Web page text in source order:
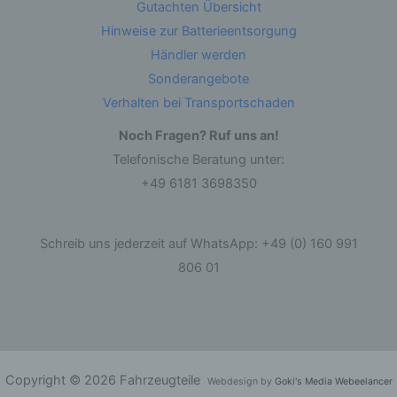
Gutachten Übersicht
Hinweise zur Batterieentsorgung
Händler werden
Sonderangebote
Verhalten bei Transportschaden
Noch Fragen? Ruf uns an!
Telefonische Beratung unter:
+49 6181 3698350
Schreib uns jederzeit auf WhatsApp: +49 (0) 160 991
806 01
Copyright © 2026 Fahrzeugteile Webdesign by Goki's Media Webeelancer
andere Form der Bereitstellung, den Abgleich
oder die Verknüpfung, die Einschränkung, das
Löschen oder die Vernichtung.
d) Einschränkung der Verarbeitung
Markierung gespeicherter personenbezogener
Daten mit dem Ziel, ihre künftige Verarbeitung
einzuschränken.
Verarbeitung personenbezogener Daten, die
Aufenthaltsort oder Ortswechsel dieser